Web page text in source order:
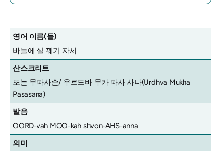
영어 이름(들)
바늘에 실 꿰기 자세
산스크리트
또는 무파사손/ 우르드바 무카 파사사나(Urdhva Mukha
Pasasana)
발음
OORD-vah MOO-kah shvon-AHS-anna
의미